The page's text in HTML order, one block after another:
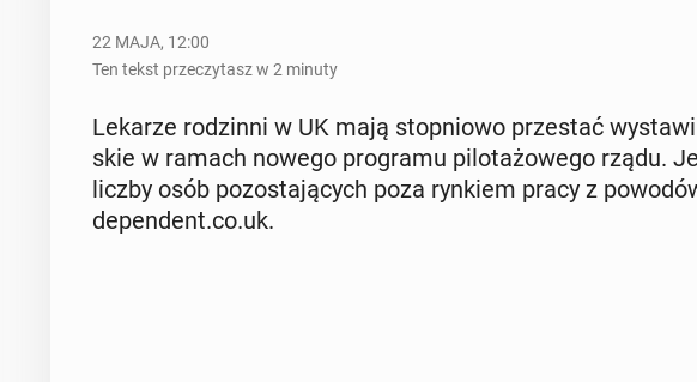
22 MAJA, 12:00
Ten tekst przeczytasz w 2 minuty
Lekarze ro­dzin­ni w UK mają stop­nio­wo prze­stać
skie w ramach nowego pro­gra­mu pi­lo­ta­żo­we­go rządu.
liczby osób po­zo­sta­ją­cych poza rynkiem pracy z
de­pen­dent.co.uk.